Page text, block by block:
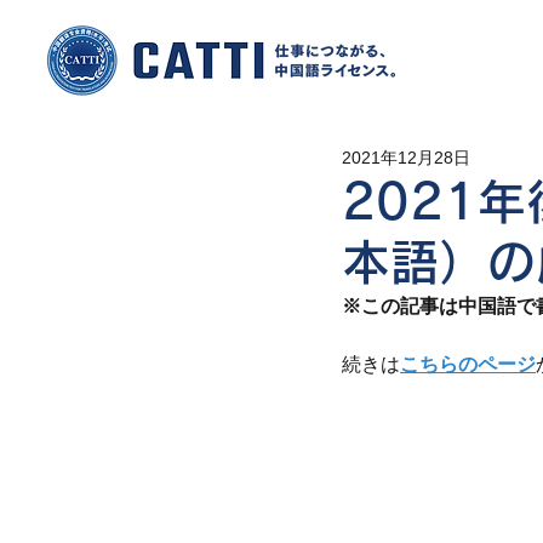
2021年
本語）
2021年12月28日
※この記事は中国語で
続きはこちらのページ